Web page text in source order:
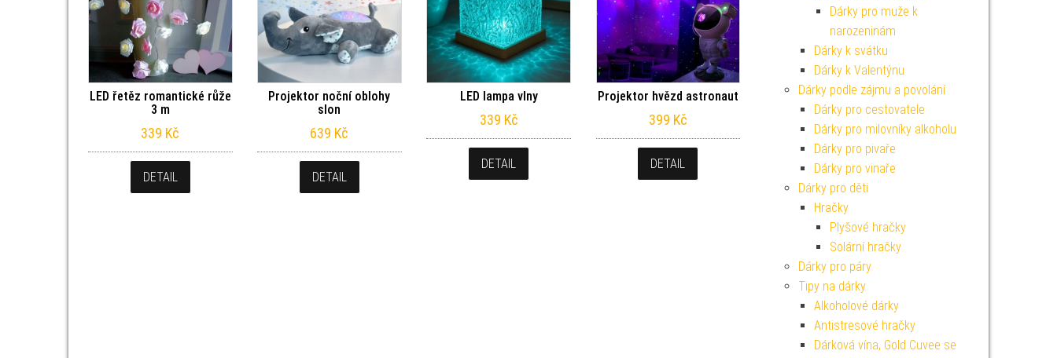
LED řetěz romantické růže
3 m
339 Kč
DETAIL
Projektor noční oblohy
slon
639 Kč
DETAIL
LED lampa vlny
339 Kč
DETAIL
Projektor hvězd astronaut
399 Kč
DETAIL
Dárky pro muže k
narozeninám
Dárky k svátku
Dárky k Valentýnu
Dárky podle zájmu a povolání
Dárky pro cestovatele
Dárky pro milovníky alkoholu
Dárky pro pivaře
Dárky pro vinaře
Dárky pro děti
Hračky
Plyšové hračky
Solární hračky
Dárky pro páry
Tipy na dárky
Alkoholové dárky
Antistresové hračky
Dárková vína, Gold Cuvee se